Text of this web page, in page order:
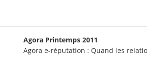
Agora Printemps 2011
Agora e-réputation : Quand les